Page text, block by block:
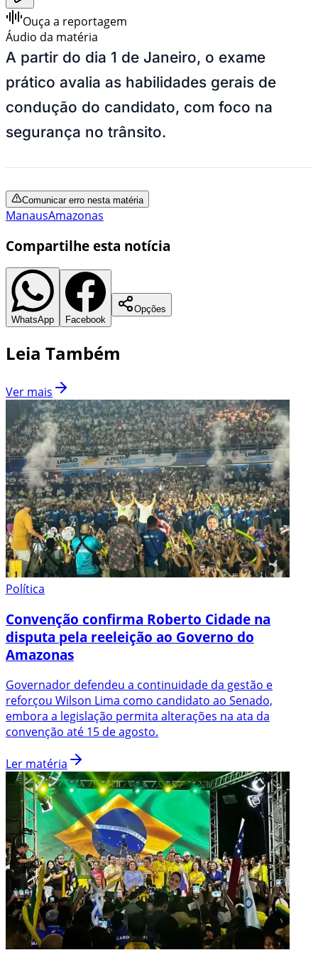
Ouça a reportagem
Áudio da matéria
A partir do dia 1 de Janeiro, o exame
prático avalia as habilidades gerais de
condução do candidato, com foco na
segurança no trânsito.
Comunicar erro nesta matéria
ManausAmazonas
Compartilhe esta notícia
WhatsApp Facebook
Opções
Leia Também
Ver mais
Política
Convenção confirma Roberto Cidade na
disputa pela reeleição ao Governo do
Amazonas
Governador defendeu a continuidade da gestão e
reforçou Wilson Lima como candidato ao Senado,
embora a legislação permita alterações na ata da
convenção até 15 de agosto.
Ler matéria